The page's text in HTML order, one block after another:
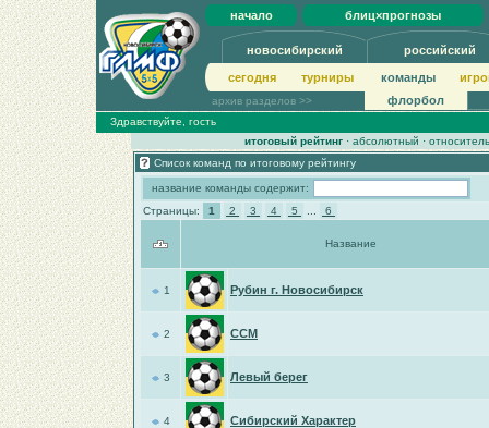
начало блиц×прогнозы
новосибирский российский
сегодня турниры команды
архив разделов >> флорбол
Здравствуйте, гость
итоговый рейтинг · абсолютный ·
Список команд по итоговому рейтингу
название команды содержит:
Страницы:
1 2 3 4 5 6
Название
1 Рубин г. Новосибирск
2 ССМ
3 Левый берег
4 Сибирский Характер